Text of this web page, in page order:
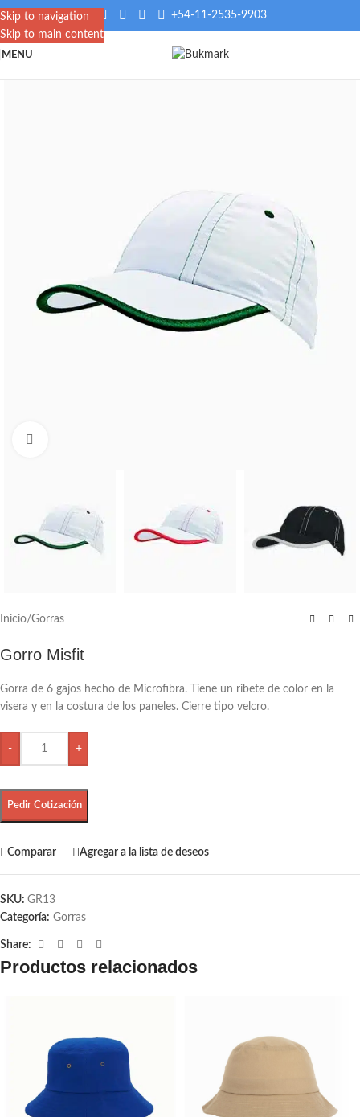
Skip to navigation
Skip to main content
+54-11-2535-9903
MENU
Inicio/Gorras
Gorro Misfit
Gorra de 6 gajos hecho de Microfibra. Tiene un ribete de color en la
visera y en la costura de los paneles. Cierre tipo velcro.
- +
Pedir Cotización
Comparar Agregar a la lista de deseos
SKU: GR13
Categoría: Gorras
Share:
Productos relacionados